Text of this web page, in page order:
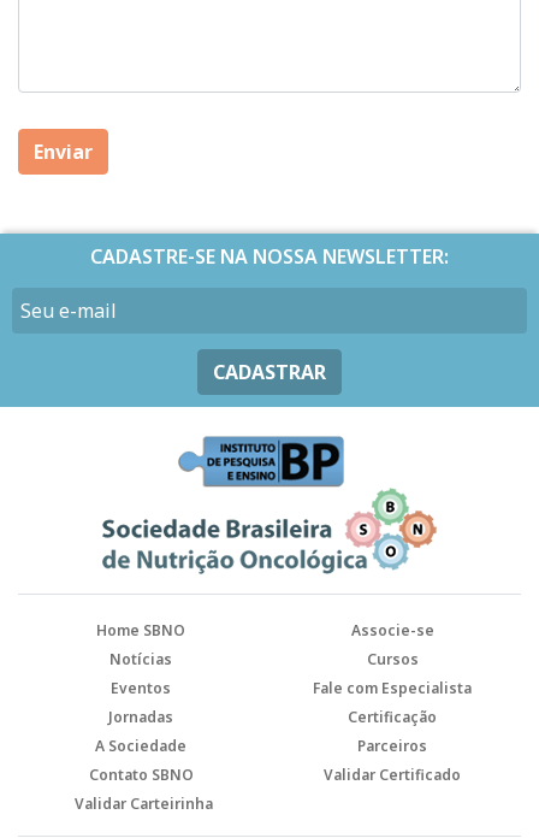
CADASTRE-SE NA NOSSA NEWSLETTER:
CADASTRAR
Home SBNO
Associe-se
Notícias
Cursos
Eventos
Fale com Especialista
Jornadas
Certificação
A Sociedade
Parceiros
Contato SBNO
Validar Certificado
Validar Carteirinha